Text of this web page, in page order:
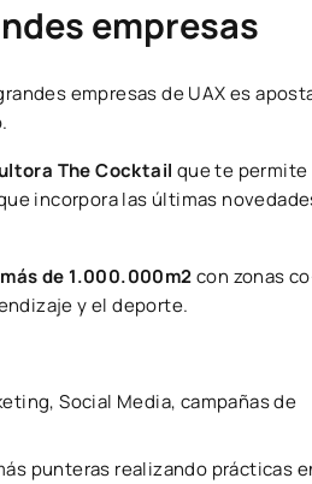
empresas
empresas de UAX es
The Cocktail que te permite
incorpora las últimas
de 1.000.000m2con zonas
y el deporte.
Social Media, campañas de
punteras realizando prácticas